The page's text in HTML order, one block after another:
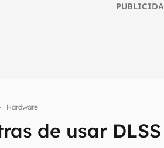
Hardware
de usar